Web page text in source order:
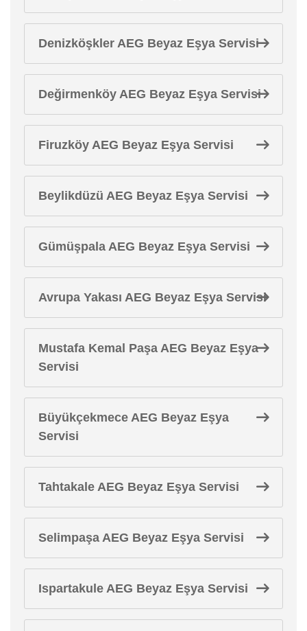
Denizköşkler AEG Beyaz Eşya Servisi
Değirmenköy AEG Beyaz Eşya Servisi
Firuzköy AEG Beyaz Eşya Servisi
Beylikdüzü AEG Beyaz Eşya Servisi
Gümüşpala AEG Beyaz Eşya Servisi
Avrupa Yakası AEG Beyaz Eşya Servisi
Mustafa Kemal Paşa AEG Beyaz Eşya
Servisi
Büyükçekmece AEG Beyaz Eşya
Servisi
Tahtakale AEG Beyaz Eşya Servisi
Selimpaşa AEG Beyaz Eşya Servisi
Ispartakule AEG Beyaz Eşya Servisi